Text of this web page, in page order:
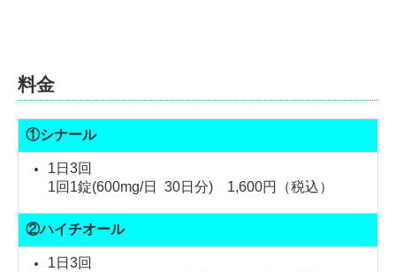
料金
①シナール
1日3回
1回1錠(600mg/日 30日分) 1,600円（税込）
②ハイチオール
1日3回